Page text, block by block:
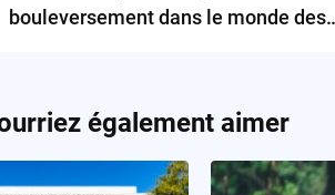
bouleversement dans le monde des
également aimer